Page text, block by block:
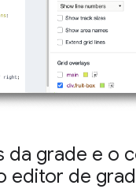
da grade e o
editor de